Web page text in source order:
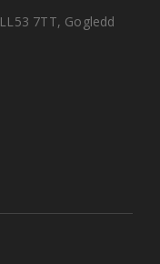
7TT, Gogledd